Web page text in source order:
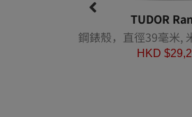
TUDOR
鋼錶殼，直徑39毫米,
HKD $